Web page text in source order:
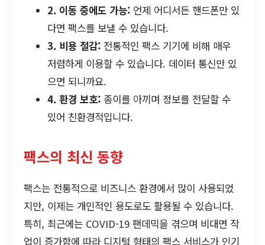
2. 이동 중에도 가능: 언제 어디서든 핸드폰만 있
다면 팩스를 보낼 수 있습니다.
3. 비용 절감: 전통적인 팩스 기기에 비해 매우
저렴하게 이용할 수 있습니다. 데이터 통신만 있
으면 되니까요.
4. 환경 보호: 종이를 아끼며 정보를 전달할 수
있어 친환경적입니다.
팩스의 최신 동향
팩스는 전통적으로 비즈니스 환경에서 많이 사용되었
지만, 이제는 개인적인 용도로도 활용될 수 있습니다.
특히, 최근에는 COVID-19 팬데믹을 겪으며 비대면 작
업이 증가함에 따라 디지털 형태의 팩스 서비스가 인기